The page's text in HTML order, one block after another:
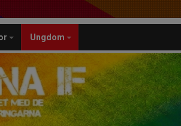
Ungdom